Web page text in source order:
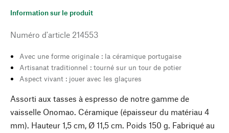
Information sur le produit
Numéro d'article 214553
Avec une forme originale : la céramique portugaise
Artisanat traditionnel : tourné sur un tour de potier
Aspect vivant : jouer avec les glaçures
Assorti aux tasses à espresso de notre gamme de
vaisselle Onomao. Céramique (épaisseur du matériau 4
mm). Hauteur 1,5 cm, Ø 11,5 cm. Poids 150 g. Fabriqué au